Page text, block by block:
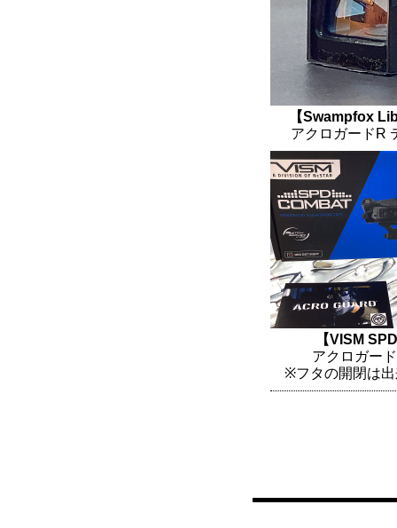
【Swampfox
アクロガードR
【VISM
アクロガー
※フタの開閉は